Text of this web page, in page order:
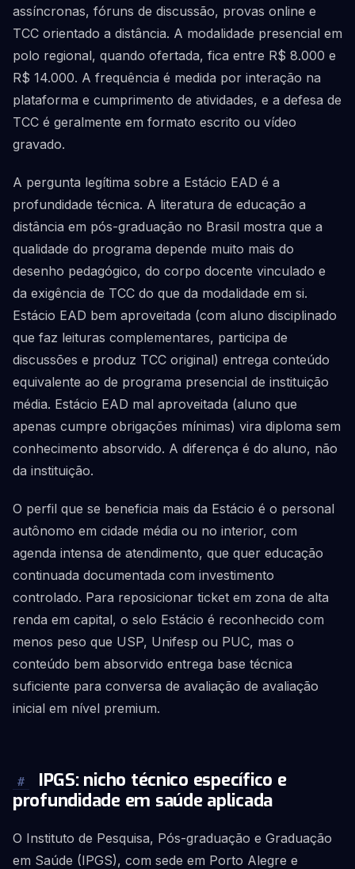
assíncronas, fóruns de discussão, provas online e
TCC orientado a distância. A modalidade presencial em
polo regional, quando ofertada, fica entre R$ 8.000 e
R$ 14.000. A frequência é medida por interação na
plataforma e cumprimento de atividades, e a defesa de
TCC é geralmente em formato escrito ou vídeo
gravado.
A pergunta legítima sobre a Estácio EAD é a
profundidade técnica. A literatura de educação a
distância em pós-graduação no Brasil mostra que a
qualidade do programa depende muito mais do
desenho pedagógico, do corpo docente vinculado e
da exigência de TCC do que da modalidade em si.
Estácio EAD bem aproveitada (com aluno disciplinado
que faz leituras complementares, participa de
discussões e produz TCC original) entrega conteúdo
equivalente ao de programa presencial de instituição
média. Estácio EAD mal aproveitada (aluno que
apenas cumpre obrigações mínimas) vira diploma sem
conhecimento absorvido. A diferença é do aluno, não
da instituição.
O perfil que se beneficia mais da Estácio é o personal
autônomo em cidade média ou no interior, com
agenda intensa de atendimento, que quer educação
continuada documentada com investimento
controlado. Para reposicionar ticket em zona de alta
renda em capital, o selo Estácio é reconhecido com
menos peso que USP, Unifesp ou PUC, mas o
conteúdo bem absorvido entrega base técnica
suficiente para conversa de avaliação de avaliação
inicial em nível premium.
#
IPGS: nicho técnico específico e
profundidade em saúde aplicada
O Instituto de Pesquisa, Pós-graduação e Graduação
em Saúde (IPGS), com sede em Porto Alegre e